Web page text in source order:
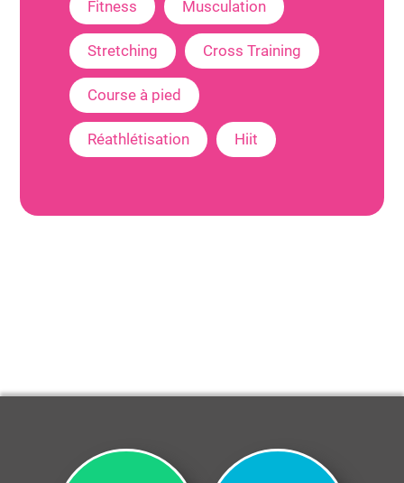
Fitness Musculation
Stretching Cross Training
Course à pied
Réathlétisation Hiit